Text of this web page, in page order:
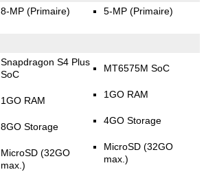
8-MP (Primaire) 5-MP (Primaire)
Snapdragon S4 Plus
SoC
1GO RAM
8GO Storage
MicroSD (32GO
max.)
MT6575M SoC
1GO RAM
4GO Storage
MicroSD (32GO
max.)